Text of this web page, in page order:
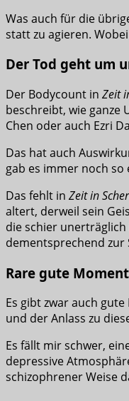
Was auch für die
statt zu agieren.
Der Tod geht um
Der Bodycount in Zeit
beschreibt, wie ganze
Chen oder auch Ezri
Das hat auch
gab es immer noch so
Das fehlt in Zeit in
altert, derweil sein
die schier
dementsprechend zur
Rare gute
Es gibt zwar auch
und der Anlass zu
Es fällt mir schwer,
depressive
schizophrener Weise